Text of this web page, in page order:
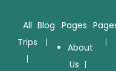
All
Trips
Blog Pages
About
Us